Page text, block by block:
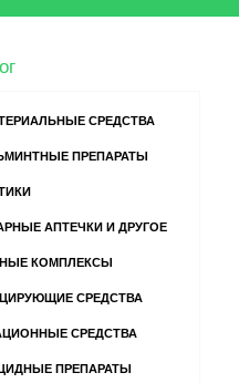
СРЕДСТВА
ПРЕПАРАТЫ
АПТЕЧКИ И ДРУГОЕ
КОМПЛЕКСЫ
СРЕДСТВА
СРЕДСТВА
ПРЕПАРАТЫ